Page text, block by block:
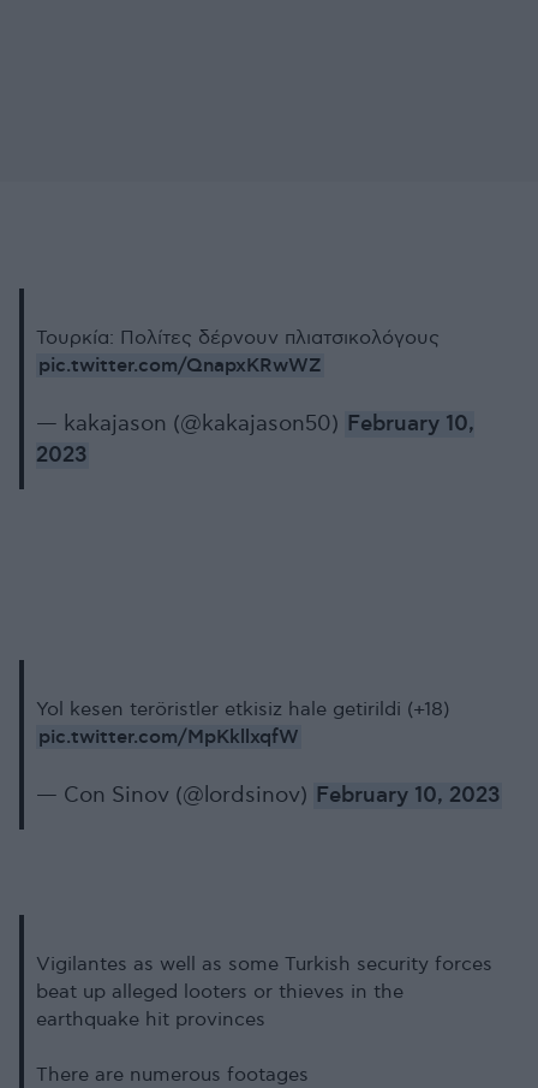
Τουρκία: Πολίτες δέρνουν πλιατσικολόγους
pic.twitter.com/QnapxKRwWZ
— kakajason (@kakajason50) February 10,
2023
Yol kesen teröristler etkisiz hale getirildi (+18)
pic.twitter.com/MpKkllxqfW
— Con Sinov (@lordsinov) February 10, 2023
Vigilantes as well as some Turkish security forces
beat up alleged looters or thieves in the
earthquake hit provinces
There are numerous footages